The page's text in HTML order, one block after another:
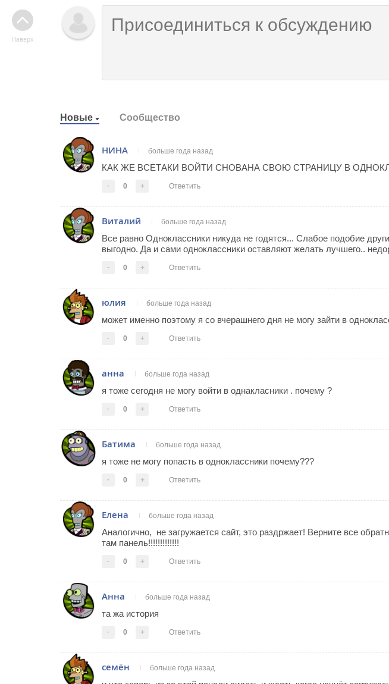
Новые Сообщество
НИНА больше года назад
КАК ЖЕ ВСЕТАКИ ВОЙТИ СНОВАНА СВОЮ СТРАНИЦУ В
- 0 + Ответить
Виталий больше года назад
Все равно Одноклассники никуда не годятся... Слабое подобие
выгодно. Да и сами одноклассники оставляют желать лучшего..
- 0 + Ответить
юлия больше года назад
может именно поэтому я со вчерашнего дня не могу зайти в
- 0 + Ответить
анна больше года назад
я тоже сегодня не могу войти в однакласники . почему ?
- 0 + Ответить
Батима больше года назад
я тоже не могу попасть в одноклассники почему???
- 0 + Ответить
Елена больше года назад
Аналогично, не загружается сайт, это раздржает! Верните все
там панель!!!!!!!!!!!!!
- 0 + Ответить
Анна больше года назад
та жа история
- 0 + Ответить
семён больше года назад
Наверх